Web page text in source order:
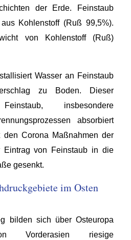
der Erde. Feinstaub
Kohlenstoff (Ruß 99,5%).
von Kohlenstoff (Ruß)
Wasser an Feinstaub
zu Boden. Dieser
insbesondere
absorbiert
den Corona Maßnahmen der
Eintrag von Feinstaub in die
gesenkt.
im Osten
bilden sich über Osteuropa
Vorderasien riesige